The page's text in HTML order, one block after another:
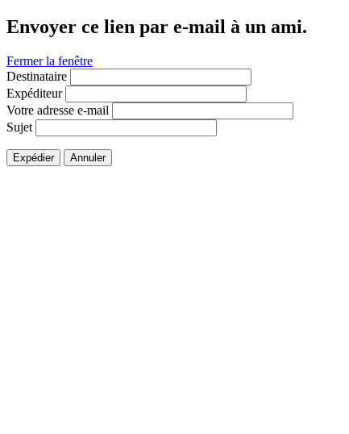
Envoyer ce lien par e-mail à un ami.
Fermer la fenêtre
Destinataire
Expéditeur
Votre adresse e-mail
Sujet
Expédier Annuler